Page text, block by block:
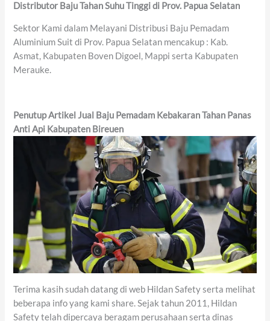
Distributor Baju Tahan Suhu Tinggi di Prov. Papua Selatan
Sektor Kami dalam Melayani Distribusi Baju Pemadam
Aluminium Suit di Prov. Papua Selatan mencakup : Kab.
Asmat, Kabupaten Boven Digoel, Mappi serta Kabupaten
Merauke.
Penutup Artikel Jual Baju Pemadam Kebakaran Tahan Panas
Anti Api Kabupaten Bireuen
Terima kasih sudah datang di web Hildan Safety serta melihat
beberapa info yang kami share. Sejak tahun 2011, Hildan
Safety telah dipercaya beragam perusahaan serta dinas